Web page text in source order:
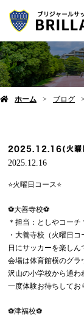
ホーム ブログ
2025.12.16(火曜
2025.12.16
⭐️火曜日コース⭐️
⚽️大善寺校⚽️
＊担当：としやコーチ
・大善寺校（火曜日
日にサッカーを楽しん
会場は体育館横のグラ
沢山の小学校から通わ
一度体験お待ちしてお
⚽️津福校⚽️